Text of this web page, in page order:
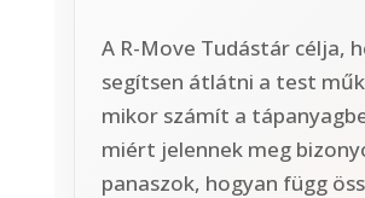
A R-Move Tudástár célja,
segítsen átlátni a test
mikor számít a
miért jelennek meg
panaszok, hogyan függ